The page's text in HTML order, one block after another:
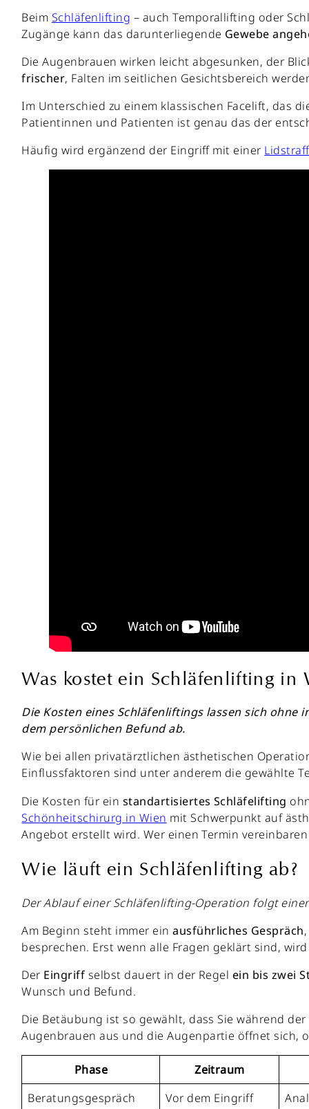
Beim Schläfenlifting – auch Temporallifting oder
Zugänge kann das darunterliegende Gewebe
Die Augenbrauen wirken leicht abgesunken, der
frischer, Falten im seitlichen Gesichtsbereich
Im Unterschied zu einem klassischen Facelift, das
Patientinnen und Patienten ist genau das der
Häufig wird ergänzend der Eingriff mit einer
Was kostet ein Schläfenlifting in
Die Kosten eines Schläfenliftings lassen sich
dem persönlichen Befund ab.
Wie bei allen privatärztlichen ästhetischen
Einflussfaktoren sind unter anderem die gewählte
Die Kosten für ein standartisiertes Schläfelifting
Schönheitschirurg in Wien mit Schwerpunkt auf
Angebot erstellt wird. Wer einen Termin
Wie läuft ein Schläfenlifting ab?
Der Ablauf einer Schläfenlifting-Operation folgt
Am Beginn steht immer einausführliches Gespräch
besprechen. Erst wenn alle Fragen geklärt sind,
Der Eingriff selbst dauert in der Regel ein bis zwei
Wunsch und Befund.
Die Betäubung ist so gewählt, dass Sie während
Augenbrauen aus und die Augenpartie öffnet sich,
Phase
Zeitraum
Beratungsgespräch
Vor dem Eingriff